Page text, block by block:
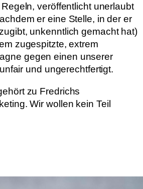
veröffentlicht unerlaubt
er eine Stelle, in der er
unkenntlich gemacht hat)
zugespitzte, extrem
gegen einen unserer
und ungerechtfertigt.
zu Fredrichs
Wir wollen kein Teil